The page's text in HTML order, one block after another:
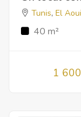
Tunis, El
40 m²
1